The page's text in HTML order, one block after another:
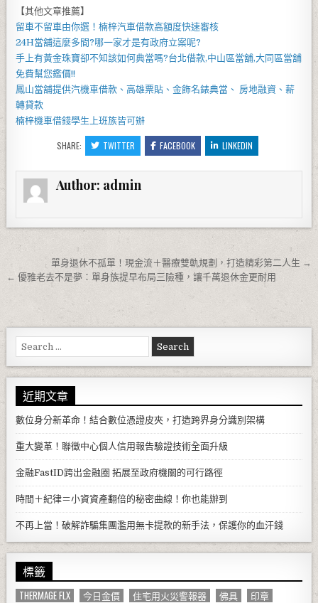
【其他文章推薦】
留車不留車由你選！楠梓汽車借款高額度快速審核
24H當舖這麼多間?哪一家才是有政府立案呢?
手上有黃金珠寶卻不知該如何典當嗎?台北借款,中山區當舖,大同區當舖
免費幫您鑑價!!
鳳山當舖提供汽機車借款、高雄票貼、金飾名錶典當、 房地融資、薪
轉貸款
楠梓機車借錢學生上班族皆可辦
SHARE: TWITTER FACEBOOK LINKEDIN
Author: admin
文章導覽單身退休不孤單！現金流＋醫療雙軌規劃，打造精彩第二人生 →
← 優雅老去不是夢：單身族提早布局三險種，讓千萬退休金更耐用
Search for:
近期文章
數位身分新革命！結合數位憑證皮夾，打造跨界身分識別架構
重大變革！聯徵中心個人信用報告驗證技術全面升級
金融FastID跨出金融圈 拓展至政府機關的可行路徑
時間＋紀律＝小資資產翻倍的秘密曲線！你也能辦到
不再上當！破解詐騙集團濫用無卡提款的新手法，保護你的血汗錢
標籤
THERMAGE FLX 今日金價 住宅用火災警報器 佛具
印章